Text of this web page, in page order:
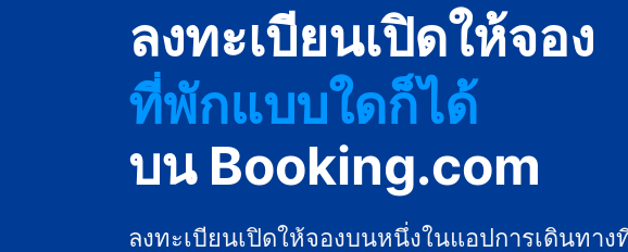
ลงทะเบียนเปิดให้จอง
ที่พักแบบใดก็ได้
บน Booking.com
ลงทะเบียนเปิดให้จองบนหนึ่งในแอปการเดินทา